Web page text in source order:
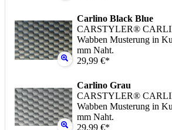
Carlino Black Blue
CARSTYLER®
Wabben Musterung in
mm Naht.
29,99 €*
Carlino Grau
CARSTYLER®
Wabben Musterung in
mm Naht.
29,99 €*